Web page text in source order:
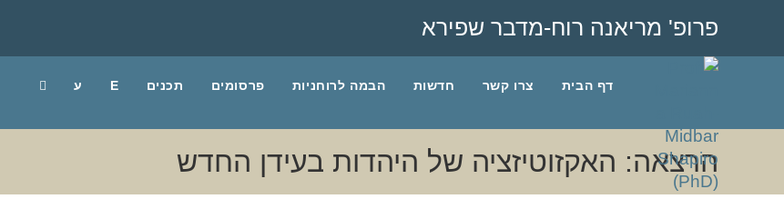
פרופ' מריאנה רוח-מדבר שפירא
דף הבית צרו קשר חדשות הבמה לרוחניות פרסומים תכנים E ע
הרצאה: האקזוטיזציה של היהדות בעידן החדש